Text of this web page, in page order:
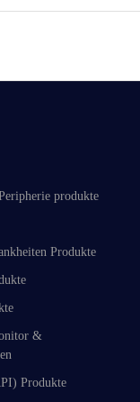
produkte
Produkte
&
Produkte